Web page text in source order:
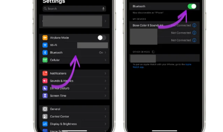
Pourquoi
ma
carte
iAnyGo
charge